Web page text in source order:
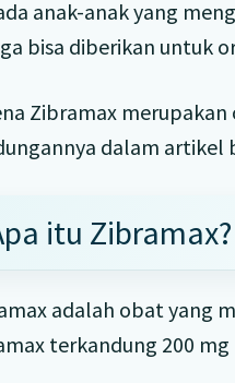
anak-anak yang
bisa diberikan untuk
Zibramax
dalam artikel
itu Zibramax?
adalah obat yang
terkandung 200